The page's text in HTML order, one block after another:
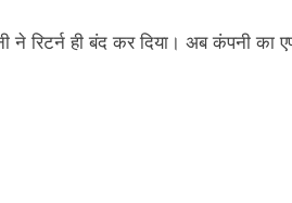
ही बंद कर दिया। अब कंपनी का